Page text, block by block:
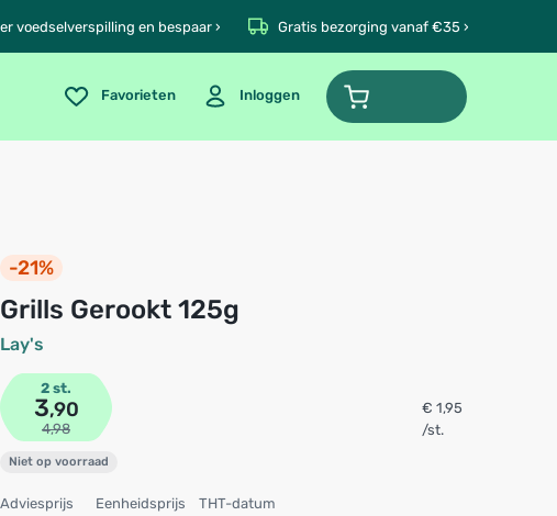
voedselverspilling en bespaar › Gratis bezorging vanaf €35 ›
Favorieten Inloggen
-21%
Grills Gerookt 125g
Lay's
2 st.
3,90
4,98
€ 1,95
/st.
Niet op voorraad
Adviesprijs
Eenheidsprijs
THT-datum